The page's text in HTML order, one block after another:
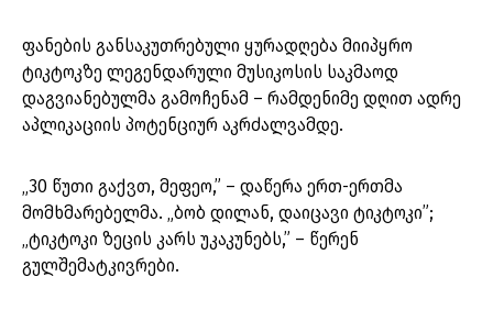
ფანების განსაკუთრებული ყურადღება მიიპყრო
ტიკტოკზე ლეგენდარული მუსიკოსის საკმაოდ
დაგვიანებულმა გამოჩენამ – რამდენიმე დღით ადრე
აპლიკაციის პოტენციურ აკრძალვამდე.
„30 წუთი გაქვთ, მეფეო,” – დაწერა ერთ-ერთმა
მომხმარებელმა. „ბობ დილან, დაიცავი ტიკტოკი”;
„ტიკტოკი ზეცის კარს უკაკუნებს,” – წერენ
გულშემატკივრები.